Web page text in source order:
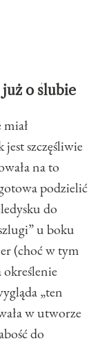
o ślubie
szczęśliwie
na to
podzielić
do
u boku
(choć w tym
określenie
„ten
w utworze
do